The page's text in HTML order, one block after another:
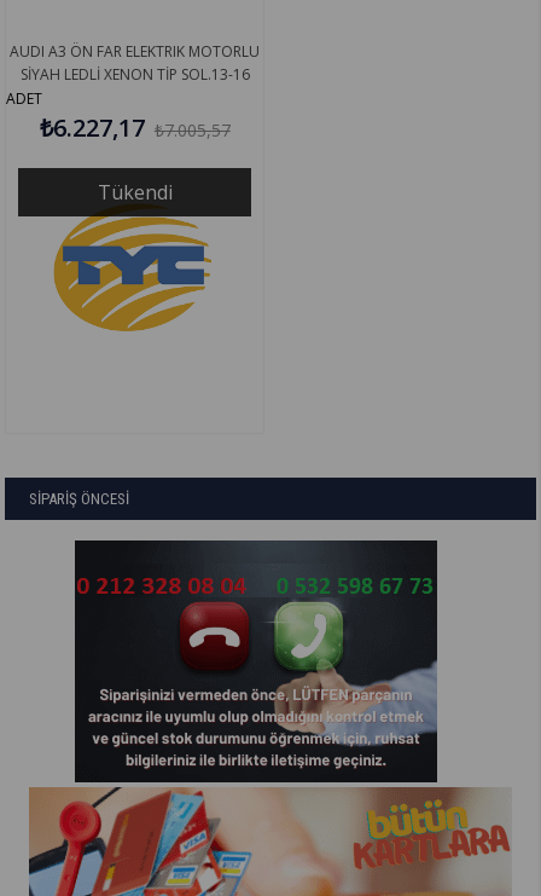
Tükendi
AUDI A3 ÖN FAR ELEKTRIK MOTORLU
SİYAH LEDLİ XENON TİP SOL.13-16
ADET
₺6.227,17 ₺7.005,57
SİPARİŞ ÖNCESİ